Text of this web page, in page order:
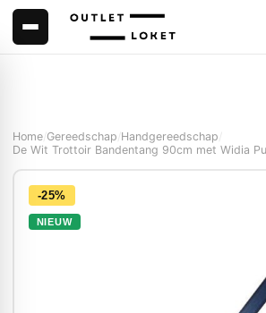
Home Gereedschap Handgereedschap
De Wit Trottoir Bandentang 90cm met Widia
-25%
NIEUW